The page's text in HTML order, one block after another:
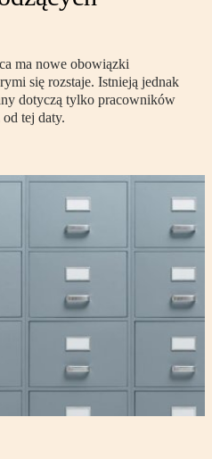
ma nowe obowiązki
się rozstaje. Istnieją jednak
dotyczą tylko pracowników
tej daty.